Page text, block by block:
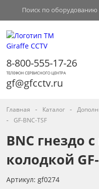
8-800-555-17-26
ТЕЛЕФОН СЕРВИСНОГО ЦЕНТРА
gf@gfcctv.ru
Главная - Каталог -
- GF-BNC-TSF
BNC гнездо
колодкой
Артикул: gf0274